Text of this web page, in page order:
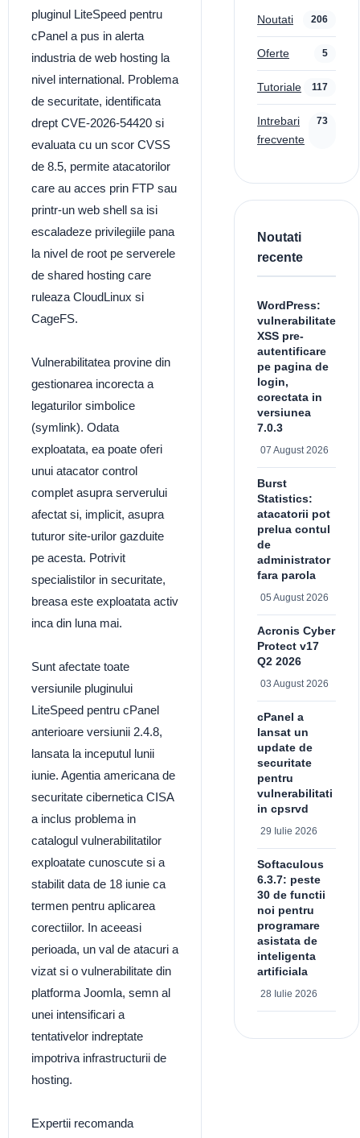
pluginul LiteSpeed pentru
cPanel a pus in alerta
industria de web hosting la
nivel international. Problema
de securitate, identificata
drept CVE-2026-54420 si
evaluata cu un scor CVSS
de 8.5, permite atacatorilor
care au acces prin FTP sau
printr-un web shell sa isi
escaladeze privilegiile pana
la nivel de root pe serverele
de shared hosting care
ruleaza CloudLinux si
CageFS.
Vulnerabilitatea provine din
gestionarea incorecta a
legaturilor simbolice
(symlink). Odata
exploatata, ea poate oferi
unui atacator control
complet asupra serverului
afectat si, implicit, asupra
tuturor site-urilor gazduite
pe acesta. Potrivit
specialistilor in securitate,
breasa este exploatata activ
inca din luna mai.
Sunt afectate toate
versiunile pluginului
LiteSpeed pentru cPanel
anterioare versiunii 2.4.8,
lansata la inceputul lunii
iunie. Agentia americana de
securitate cibernetica CISA
a inclus problema in
catalogul vulnerabilitatilor
exploatate cunoscute si a
stabilit data de 18 iunie ca
termen pentru aplicarea
corectiilor. In aceeasi
perioada, un val de atacuri a
vizat si o vulnerabilitate din
platforma Joomla, semn al
unei intensificari a
tentativelor indreptate
impotriva infrastructurii de
hosting.
Expertii recomanda
Noutati 206
Oferte 5
Tutoriale 117
Intrebari
frecvente
73
Noutati
recente
WordPress:
vulnerabilitate
XSS pre-
autentificare
pe pagina de
login,
corectata in
versiunea
7.0.3
07 August 2026
Burst
Statistics:
atacatorii pot
prelua contul
de
administrator
fara parola
05 August 2026
Acronis Cyber
Protect v17
Q2 2026
03 August 2026
cPanel a
lansat un
update de
securitate
pentru
vulnerabilitati
in cpsrvd
29 Iulie 2026
Softaculous
6.3.7: peste
30 de functii
noi pentru
programare
asistata de
inteligenta
artificiala
28 Iulie 2026